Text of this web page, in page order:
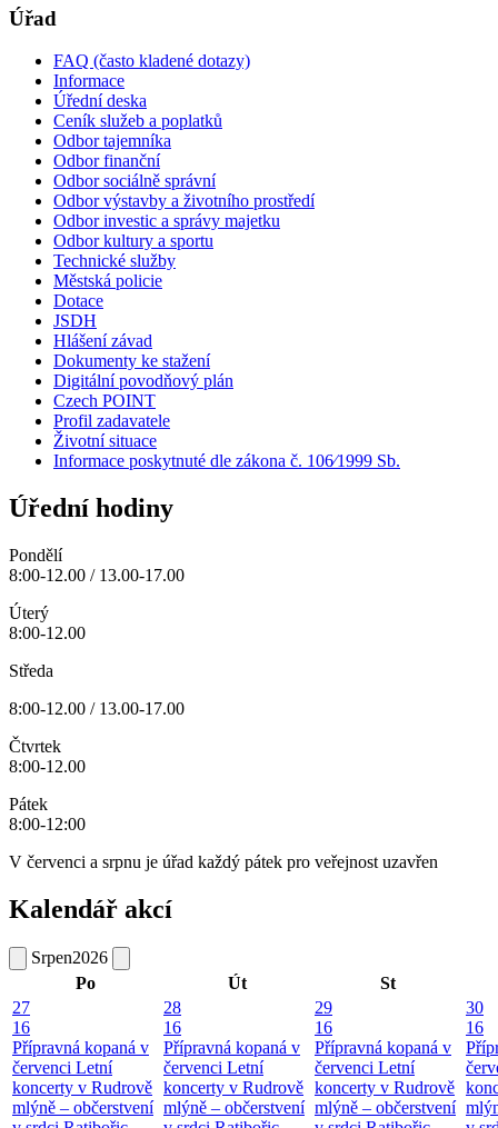
Úřad
FAQ (často kladené dotazy)
Informace
Úřední deska
Ceník služeb a poplatků
Odbor tajemníka
Odbor finanční
Odbor sociálně správní
Odbor výstavby a životního prostředí
Odbor investic a správy majetku
Odbor kultury a sportu
Technické služby
Městská policie
Dotace
JSDH
Hlášení závad
Dokumenty ke stažení
Digitální povodňový plán
Czech POINT
Profil zadavatele
Životní situace
Informace poskytnuté dle zákona č. 106⁄1999 Sb.
Úřední hodiny
Pondělí
8:00-12.00 / 13.00-17.00
Úterý
8:00-12.00
Středa
8:00-12.00 / 13.00-17.00
Čtvrtek
8:00-12.00
Pátek
8:00-12:00
V červenci a srpnu je úřad každý pátek pro veřejnost uzavřen
Kalendář akcí
Srpen2026
Po
Út
St
27
16
Přípravná kopaná v
červenci Letní
koncerty v Rudrově
mlýně – občerstvení
28
16
Přípravná kopaná v
červenci Letní
koncerty v Rudrově
mlýně – občerstvení
29
16
Přípravná kopaná v
červenci Letní
koncerty v Rudrově
mlýně – občerstvení
30
16